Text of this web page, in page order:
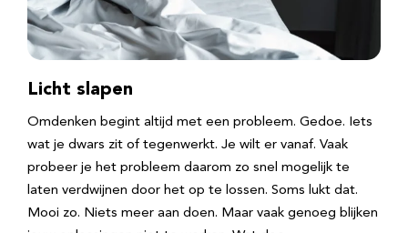
Licht slapen
Omdenken begint altijd met een probleem. Gedoe. Iets
wat je dwars zit of tegenwerkt. Je wilt er vanaf. Vaak
probeer je het probleem daarom zo snel mogelijk te
laten verdwijnen door het op te lossen. Soms lukt dat.
Mooi zo. Niets meer aan doen. Maar vaak genoeg blijken